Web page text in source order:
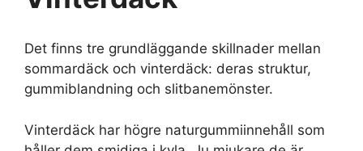
Det finns tre grundläggande skillnader mellan
sommardäck och vinterdäck: deras struktur,
gummiblandning och slitbanemönster.
Vinterdäck har högre naturgummiinnehåll som